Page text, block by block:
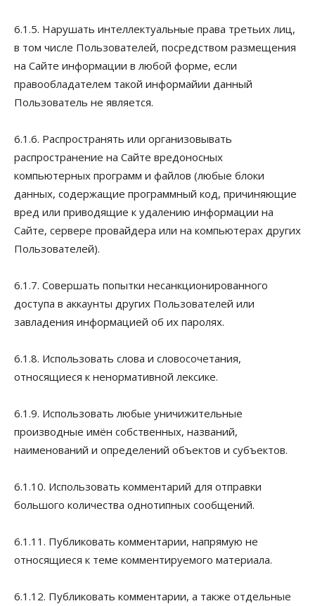
6.1.5. Нарушать интеллектуальные права третьих лиц,
в том числе Пользователей, посредством размещения
на Сайте информации в любой форме, если
правообладателем такой информайии данный
Пользователь не является.
6.1.6. Распространять или организовывать
распространение на Сайте вредоносных
компьютерных программ и файлов (любые блоки
данных, содержащие программный код, причиняющие
вред или приводящие к удалению информации на
Сайте, сервере провайдера или на компьютерах других
Пользователей).
6.1.7. Совершать попытки несанкционированного
доступа в аккаунты других Пользователей или
завладения информацией об их паролях.
6.1.8. Использовать слова и словосочетания,
относящиеся к ненормативной лексике.
6.1.9. Использовать любые уничижительные
производные имён собственных, названий,
наименований и определений объектов и субъектов.
6.1.10. Использовать комментарий для отправки
большого количества однотипных сообщений.
6.1.11. Публиковать комментарии, напрямую не
относящиеся к теме комментируемого материала.
6.1.12. Публиковать комментарии, а также отдельные